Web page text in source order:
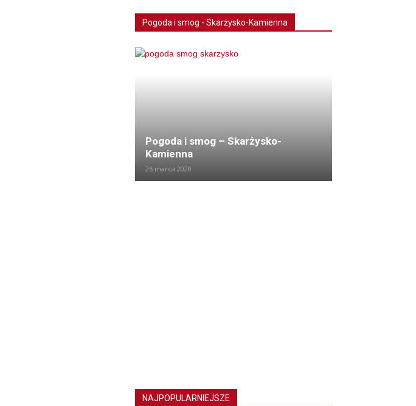
Pogoda i smog - Skarżysko-Kamienna
Pogoda i smog – Skarżysko-
Kamienna
26 marca 2020
NAJPOPULARNIEJSZE